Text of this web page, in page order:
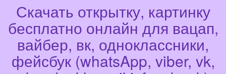
Скачать открытку, картинку
бесплатно онлайн для вацап,
вайбер, вк, одноклассники,
фейсбук (whatsApp, viber, vk,